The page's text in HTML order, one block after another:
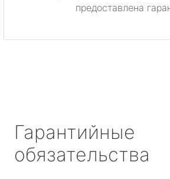
предоставлена
Гарантийные
обязательства